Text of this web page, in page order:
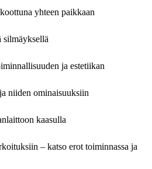
yhteen paikkaan
ja estetiikan
niiden ominaisuuksiin
kaasulla
– katso erot toiminnassa ja